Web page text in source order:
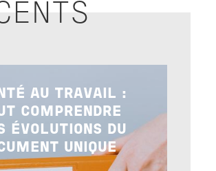
AU TRAVAIL :
COMPRENDRE
ÉVOLUTIONS DU
UNIQUE